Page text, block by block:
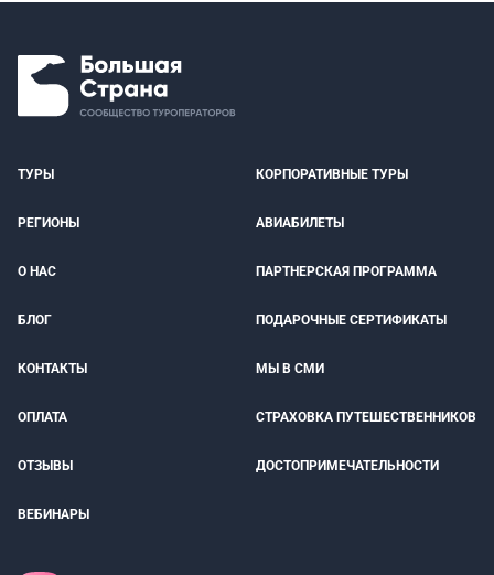
ТУРЫ КОРПОРАТИВНЫЕ ТУРЫ
РЕГИОНЫ АВИАБИЛЕТЫ
О НАС ПАРТНЕРСКАЯ ПРОГРАММА
БЛОГ ПОДАРОЧНЫЕ СЕРТИФИКАТЫ
КОНТАКТЫ МЫ В СМИ
ОПЛАТА СТРАХОВКА ПУТЕШЕСТВЕННИКОВ
ОТЗЫВЫ ДОСТОПРИМЕЧАТЕЛЬНОСТИ
ВЕБИНАРЫ